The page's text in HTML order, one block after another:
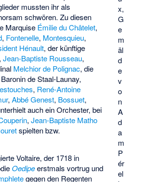
x,
G
e
m
äl
d
e
v
o
n
A
d
a
m
P
ér
el
mussten ihr als
schwören. Zu diesen
Marquise Émilie du Châtelet,
, Fontenelle, Montesquieu,
Hénault, der künftige
,Jean-Baptiste Rousseau,
Melchior de Polignac, die
Baronin de Staal-Launay,
, René-Antoine
,Abbé Genest, Bossuet,
auch ein Orchester, bei
,Jean-Baptiste Matho
spielten bzw.
Voltaire, der 1718 in
Oedipeerstmals vortrug und
gegen den Regenten